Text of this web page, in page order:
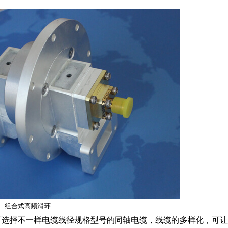
组合式高频滑环
择不一样电缆线径规格型号的同轴电缆，线缆的多样化，可让